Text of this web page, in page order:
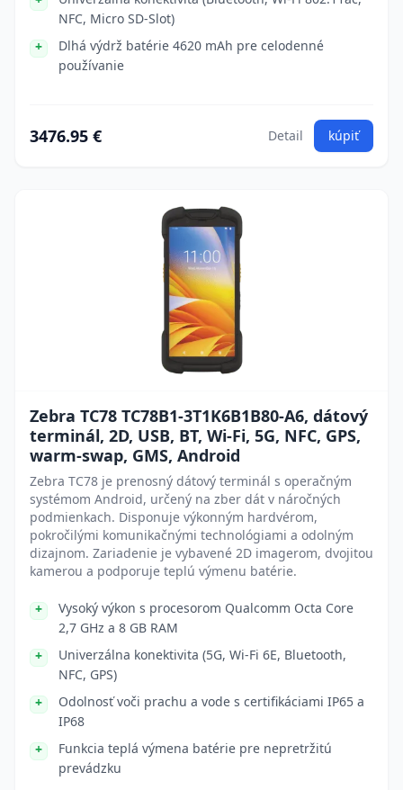
NFC, Micro SD-Slot)
Dlhá výdrž batérie 4620 mAh pre celodenné
používanie
3476.95 € Detail kúpiť
Zebra TC78 TC78B1-3T1K6B1B80-A6, dátový
terminál, 2D, USB, BT, Wi-Fi, 5G, NFC, GPS,
warm-swap, GMS, Android
Zebra TC78 je prenosný dátový terminál s operačným
systémom Android, určený na zber dát v náročných
podmienkach. Disponuje výkonným hardvérom,
pokročilými komunikačnými technológiami a odolným
dizajnom. Zariadenie je vybavené 2D imagerom, dvojitou
kamerou a podporuje teplú výmenu batérie.
Vysoký výkon s procesorom Qualcomm Octa Core
2,7 GHz a 8 GB RAM
Univerzálna konektivita (5G, Wi-Fi 6E, Bluetooth,
NFC, GPS)
Odolnosť voči prachu a vode s certifikáciami IP65 a
IP68
Funkcia teplá výmena batérie pre nepretržitú
prevádzku